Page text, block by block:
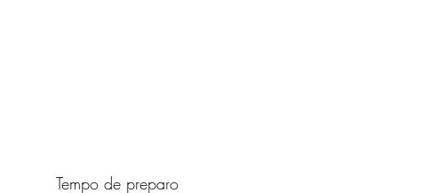
Tempo de preparo